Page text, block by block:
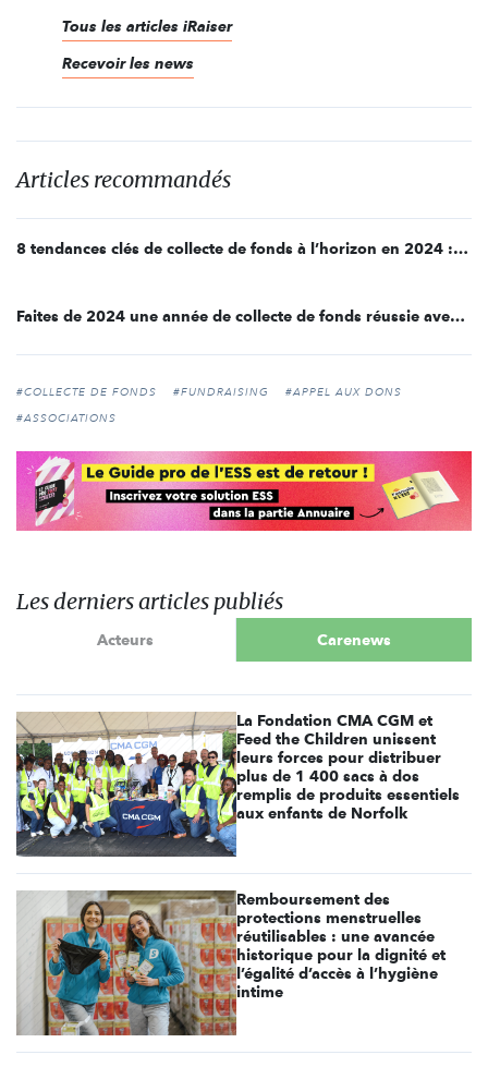
Tous les articles iRaiser
Recevoir les news
Articles recommandés
8 tendances clés de collecte de fonds à l’horizon en 2024 : un aperçu par iRaiser
Faites de 2024 une année de collecte de fonds réussie avec iRaiser ! Téléchargez le calendrier du fundraising de l’hiver
#COLLECTE DE FONDS #FUNDRAISING
#APPEL AUX DONS
#ASSOCIATIONS
Les derniers articles publiés
Acteurs Carenews
La Fondation CMA CGM et
Feed the Children unissent
leurs forces pour distribuer
plus de 1 400 sacs à dos
remplis de produits essentiels
aux enfants de Norfolk
Remboursement des
protections menstruelles
réutilisables : une avancée
historique pour la dignité et
l’égalité d’accès à l’hygiène
intime